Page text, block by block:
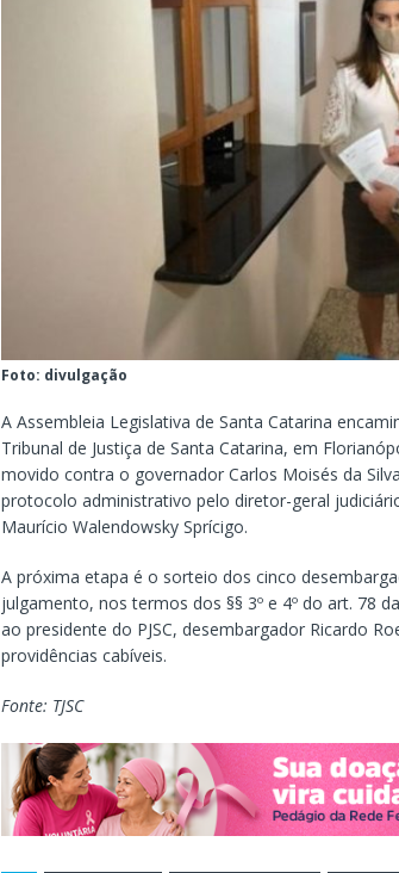
Foto: divulgação
A Assembleia Legislativa de Santa Catarina
Tribunal de Justiça de Santa Catarina, em
movido contra o governador Carlos Moisés da
protocolo administrativo pelo diretor-geral
Maurício Walendowsky Sprícigo.
A próxima etapa é o sorteio dos cinco
julgamento, nos termos dos §§ 3º e 4º do art. 78
ao presidente do PJSC, desembargador Ricardo
providências cabíveis.
Fonte: TJSC